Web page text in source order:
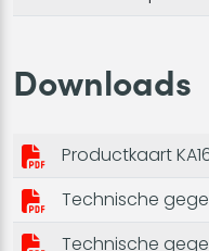
Downloads
Productkaart
Technische
Technische